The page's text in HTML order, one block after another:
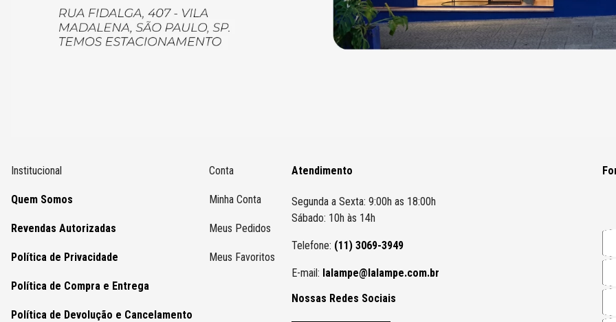
Institucional
Quem Somos
Revendas Autorizadas
Política de Privacidade
Política de Compra e Entrega
Política de Devolução e Cancelamento
Conta
Minha Conta
Meus Pedidos
Meus Favoritos
Atendimento
Segunda a Sexta: 9:00h as 18:00h
Sábado: 10h às 14h
Telefone: (11) 3069-3949
E-mail: lalampe@lalampe.com.br
Nossas Redes Sociais